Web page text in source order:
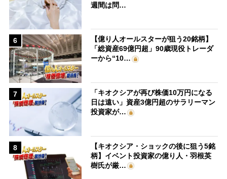
週間は問…
6
【億り人オールスターが狙う20銘柄】
「総資産69億円超」90歳現役トレーダ
ーから“10…
7
「キオクシアが再び株価10万円になる
日は遠い」資産3億円超のサラリーマン
投資家が…
8
【キオクシア・ショックの後に狙う5銘
柄】イベント投資家の億り人・羽根英
樹氏が厳…